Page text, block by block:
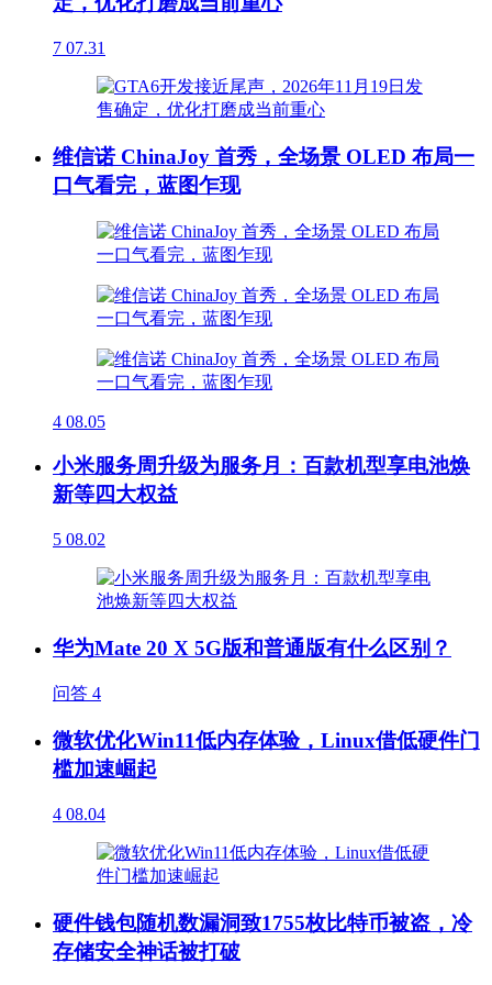
7 07.31
维信诺 ChinaJoy 首秀，全场景 OLED 布局一
口气看完，蓝图乍现
4 08.05
小米服务周升级为服务月：百款机型享电池焕
新等四大权益
5 08.02
华为Mate 20 X 5G版和普通版有什么区别？
问答 4
微软优化Win11低内存体验，Linux借低硬件门
槛加速崛起
4 08.04
硬件钱包随机数漏洞致1755枚比特币被盗，冷
存储安全神话被打破